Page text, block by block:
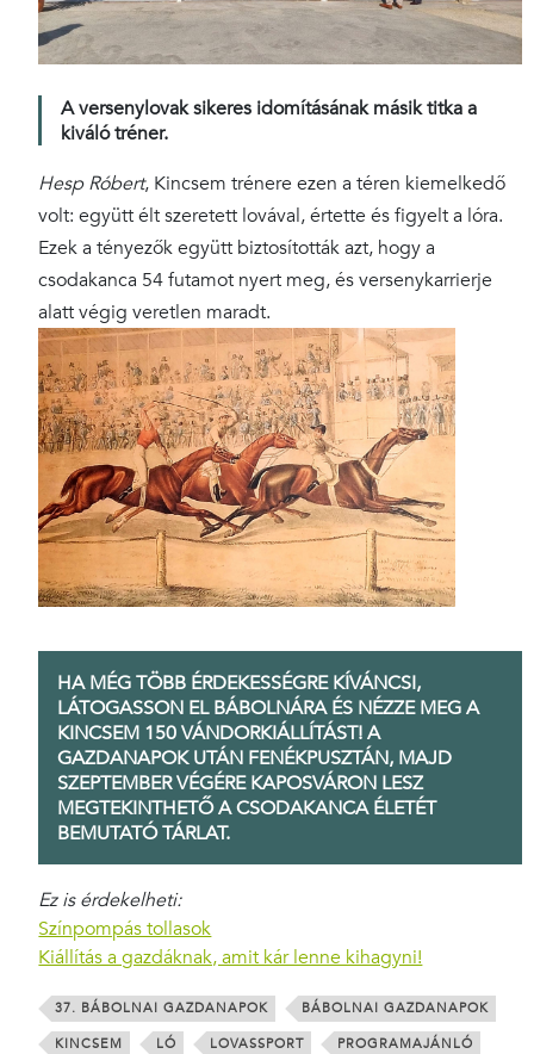
A versenylovak sikeres idomításának másik titka a
kiváló tréner.
Hesp Róbert, Kincsem trénere ezen a téren kiemelkedő
volt: együtt élt szeretett lovával, értette és figyelt a lóra.
Ezek a tényezők együtt biztosították azt, hogy a
csodakanca 54 futamot nyert meg, és versenykarrierje
alatt végig veretlen maradt.
HA MÉG TÖBB ÉRDEKESSÉGRE KÍVÁNCSI,
LÁTOGASSON EL BÁBOLNÁRA ÉS NÉZZE MEG A
KINCSEM 150 VÁNDORKIÁLLÍTÁST! A
GAZDANAPOK UTÁN FENÉKPUSZTÁN, MAJD
SZEPTEMBER VÉGÉRE KAPOSVÁRON LESZ
MEGTEKINTHETŐ A CSODAKANCA ÉLETÉT
BEMUTATÓ TÁRLAT.
Ez is érdekelheti:
Színpompás tollasok
Kiállítás a gazdáknak, amit kár lenne kihagyni!
37. BÁBOLNAI GAZDANAPOK
BÁBOLNAI GAZDANAPOK
KINCSEM
LÓ LOVASSPORT
PROGRAMAJÁNLÓ